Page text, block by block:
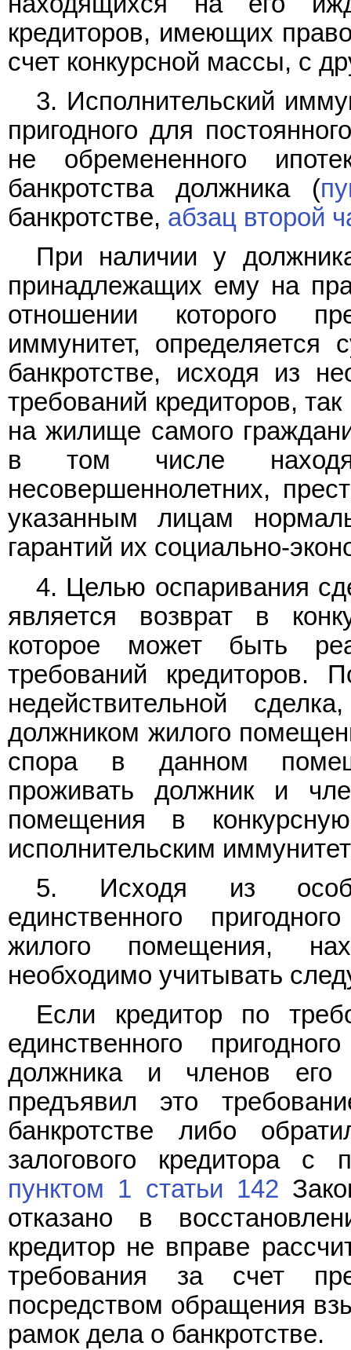
кредиторов, имеющих
счет конкурсной массы, с
3. Исполнительский
пригодного для
не обремененного
банкротства должника (
банкротстве, абзац второй
При наличии у
принадлежащих ему на
отношении которого
иммунитет,
банкротстве, исходя из
требований кредиторов,
на жилище самого
в том числе
несовершеннолетних,
указанным лицам
гарантий их социально-
4. Целью оспаривания
является возврат в
которое может быть
требований кредиторов.
недействительной
должником жилого
спора в данном
проживать должник и
помещения в
исполнительским
5. Исходя из
единственного
жилого помещения,
необходимо учитывать
Если кредитор по
единственного
должника и членов
предъявил это
банкротстве либо
залогового кредитора с
пунктом 1 статьи 142
отказано в
кредитор не вправе
требования за счет
посредством обращения
рамок дела о банкротстве.